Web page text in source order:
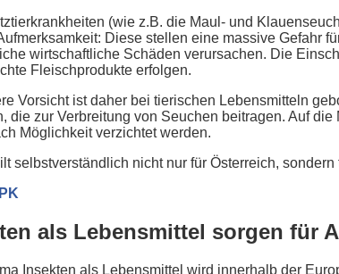
(wie z.B. die Maul- und
Diese stellen eine massive Gefahr
wirtschaftliche Schäden verursachen. Die
Fleischprodukte erfolgen.
Vorsicht ist daher bei tierischen Lebensmitteln
die zur Verbreitung von Seuchen beitragen. Auf
Möglichkeit verzichtet werden.
selbstverständlich nicht nur für Österreich,
als Lebensmittel sorgen für
Insekten als Lebensmittel wird innerhalb der